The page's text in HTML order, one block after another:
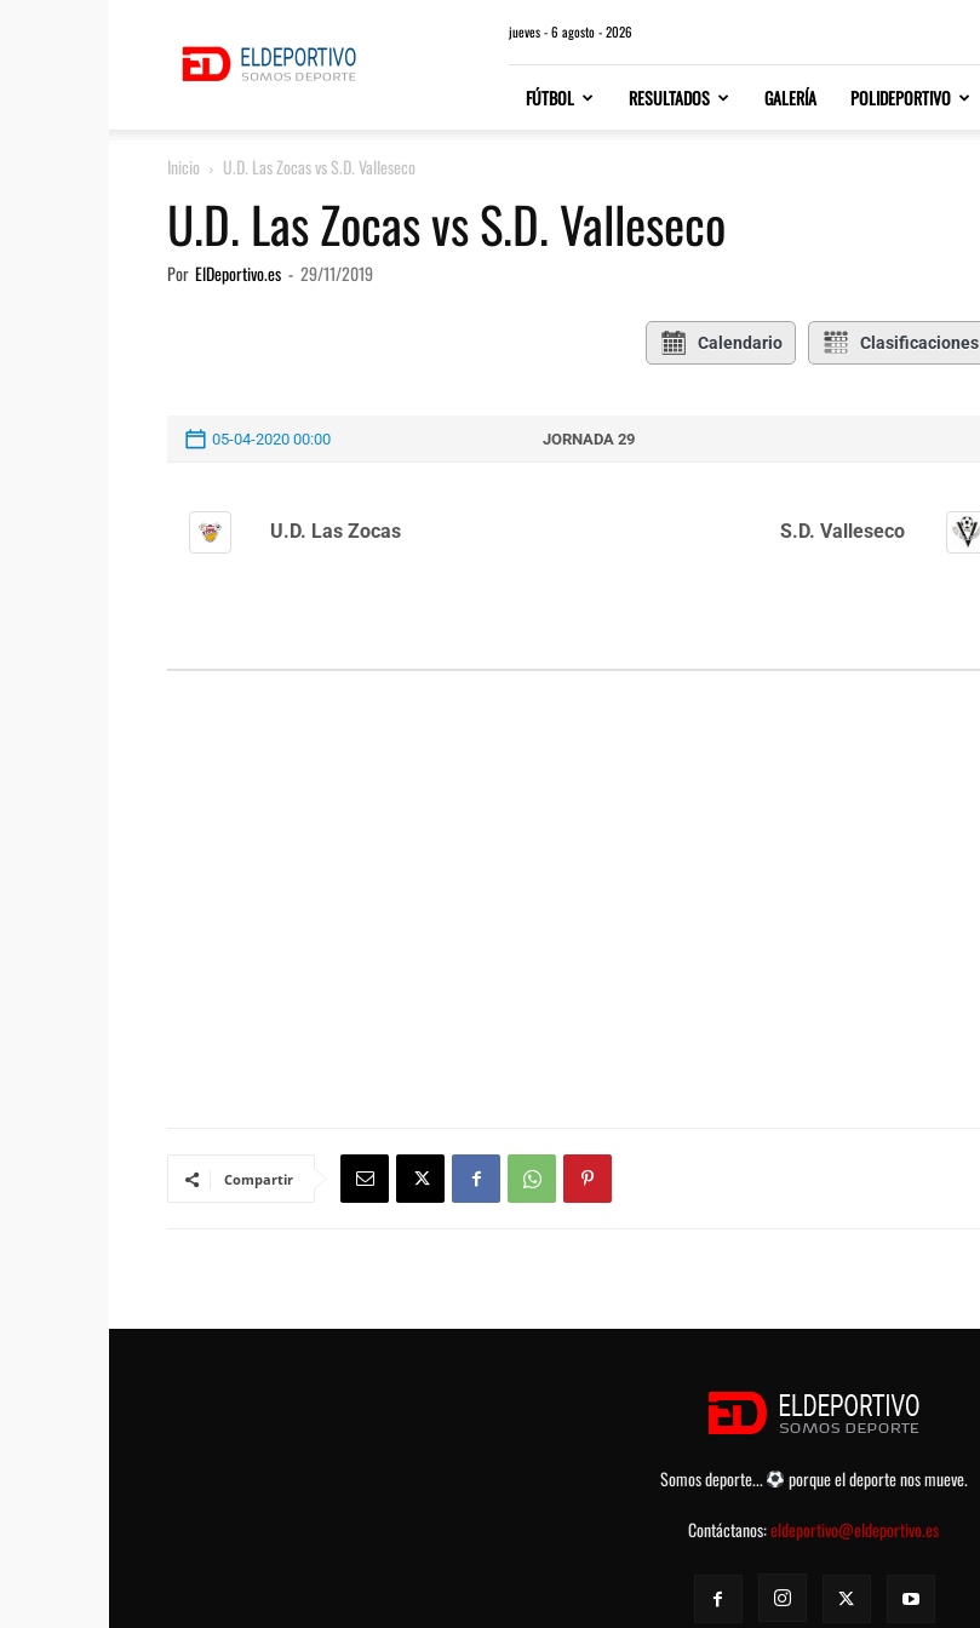
jueves - 6 agosto - 2026
FÚTBOL RESULTADOS GALERÍA POLIDEPORTIVO
Inicio U.D. Las Zocas vs S.D. Valleseco
U.D. Las Zocas vs S.D. Valleseco
Por ElDeportivo.es - 29/11/2019
Calendario Clasificaciones
05-04-2020 00:00 JORNADA 29
U.D. Las Zocas S.D. Valleseco
Compartir
Somos deporte...
porque el deporte nos mueve.
Contáctanos:eldeportivo@eldeportivo.es